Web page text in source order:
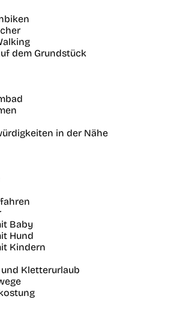
dem Grundstück
in der Nähe
Baby
Hund
Kindern
Kletterurlaub